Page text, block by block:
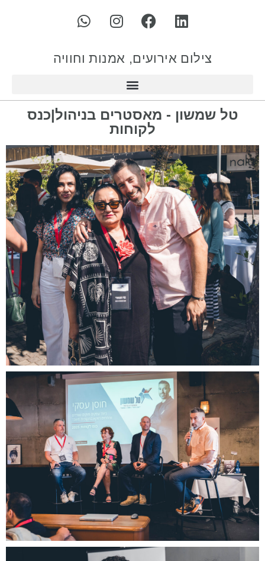
צילום אירועים, אמנות וחוויה
טל שמשון - מאסטרים בניהול|כנס
לקוחות